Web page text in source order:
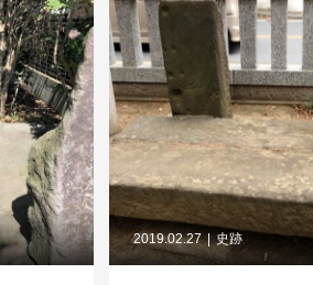
2019.02.27 史跡